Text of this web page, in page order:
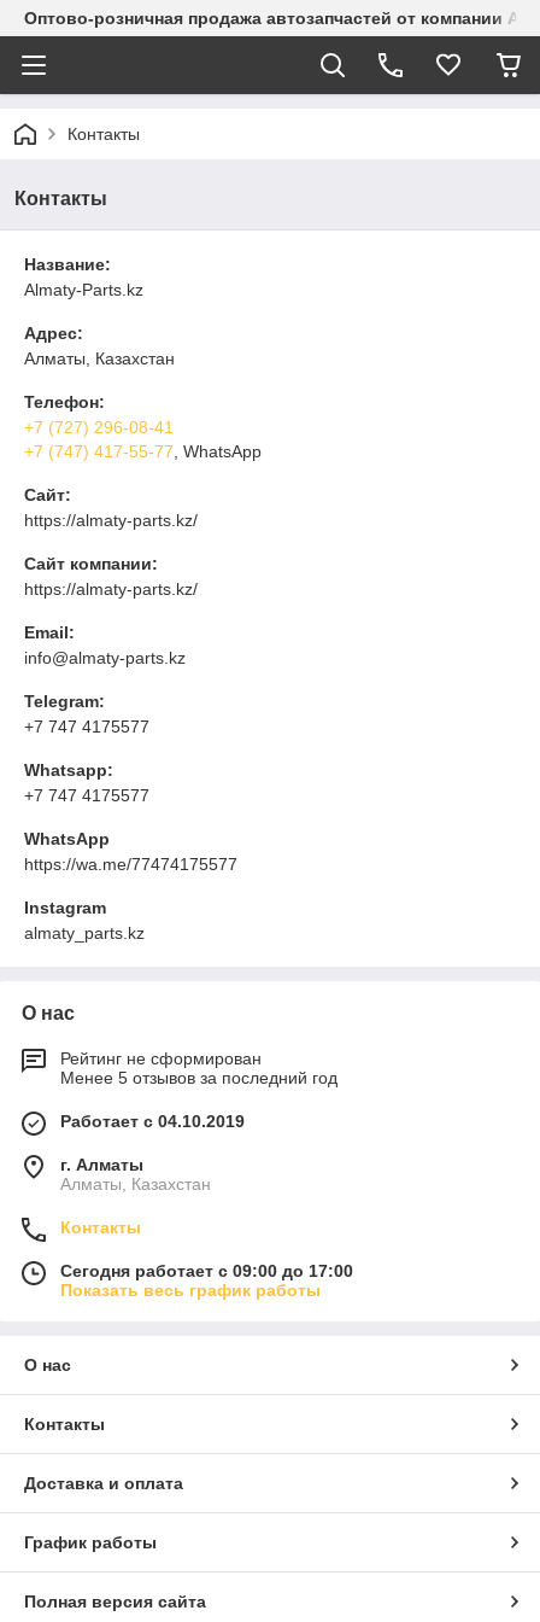
Оптово-розничная продажа автозапчастей от компании
Контакты
Контакты
Название:
Almaty-Parts.kz
Адрес:
Алматы, Казахстан
Телефон:
+7 (727) 296-08-41
+7 (747) 417-55-77 , WhatsApp
Сайт:
https://almaty-parts.kz/
Сайт компании:
https://almaty-parts.kz/
Email:
info@almaty-parts.kz
Telegram:
+7 747 4175577
Whatsapp:
+7 747 4175577
WhatsApp
https://wa.me/77474175577
Instagram
almaty_parts.kz
О нас
Рейтинг не сформирован
Менее 5 отзывов за последний год
Работает с 04.10.2019
г. Алматы
Алматы, Казахстан
Контакты
Сегодня работает с 09:00 до 17:00
Показать весь график работы
О нас
Контакты
Доставка и оплата
График работы
Полная версия сайта